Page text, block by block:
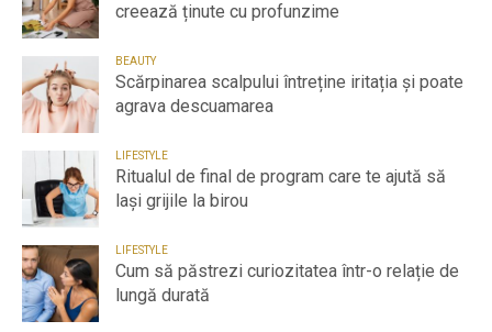
creează ținute cu profunzime
BEAUTY
Scărpinarea scalpului întreține iritația și poate
agrava descuamarea
LIFESTYLE
Ritualul de final de program care te ajută să
lași grijile la birou
LIFESTYLE
Cum să păstrezi curiozitatea într-o relație de
lungă durată